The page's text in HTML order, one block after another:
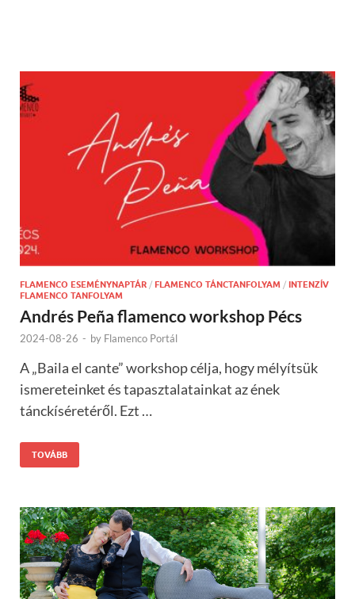
FLAMENCO ESEMÉNYNAPTÁR / FLAMENCO TÁNCTANFOLYAM / INTENZÍV
FLAMENCO TANFOLYAM
Andrés Peña flamenco workshop Pécs
2024-08-26 - by Flamenco Portál
A „Baila el cante” workshop célja, hogy mélyítsük
ismereteinket és tapasztalatainkat az ének
tánckíséretéről. Ezt …
TOVÁBB